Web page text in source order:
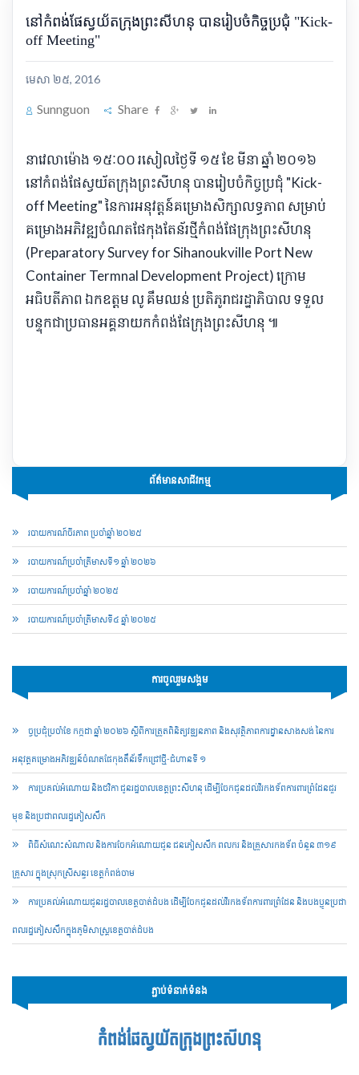
នៅកំពង់ផែស្វយ័តក្រុងព្រះសីហនុ បានរៀបចំកិច្ចប្រជុំ "Kick-
off Meeting"
មេសា ២៥, 2016
Sunnguon Share
នាវេលាម៉ោង ១៥ៈ០០ រសៀលថ្ងៃទី ១៥ ខែ មីនា ឆ្នាំ ២០១៦
នៅកំពង់ផែស្វយ័តក្រុងព្រះសីហនុ បានរៀបចំកិច្ចប្រជុំ "Kick-
off Meeting" នៃការអនុវត្តន៍គម្រោងសិក្សាលទ្ធភាព សម្រាប់
គម្រោងអភិវឌ្ឍចំណតផែកុងតែន័រថ្មីកំពង់ផែក្រុងព្រះសីហនុ
(Preparatory Survey for Sihanoukville Port New
Container Termnal Development Project) ក្រោម
អធិបតីភាព ឯកឧត្តម លូ គឹមឈន់ ប្រតិភូរាជរដ្ឋាភិបាល ទទួល
បន្ទុកជាប្រធានអគ្គនាយកកំពង់ផែក្រុងព្រះសីហនុ ៕
ព័ត៌មានសាជីវកម្ម
របាយការណ៍ចីរភាព ប្រចាំឆ្នាំ ២០២៥
របាយការណ៍​​ប្រចាំ​ត្រីមាសទី១ ឆ្នាំ ២០២៦
របាយការណ៍​​ប្រចាំ​ឆ្នាំ ២០២៥
របាយការណ៍​​ប្រចាំ​ត្រីមាសទី៤ ឆ្នាំ ២០២៥
ការចូលរួមសង្គម
ច្ចប្រជុំប្រចាំខែ កក្កដា ឆ្នាំ ២០២៦ ស្តីពីការត្រួតពិនិត្យវឌ្ឍនភាព និងសុវត្ថិភាពការដ្ឋានសាងសង់ នៃការ
អនុវត្តគម្រោងអភិវឌ្ឍន៍ចំណតផែកុងតឺន័រទឹកជ្រៅថ្មី-ជំហានទី ១
ការប្រគល់អំណោយ និងថវិកា ជូនរដ្ឋបាលខេត្តព្រះសីហនុ ដើម្បីចែកជូនដល់វីរកងទ័ពការពារព្រំដែនជួរ
មុខ និងប្រជាពលរដ្ឋភៀសសឹក
ពិធីសំណេះសំណាល និងការចែកអំណោយជូន ជនភៀសសឹក ពលករ និងគ្រួសារកងទ័ព ចំនួន ៣១៩
គ្រួសារ ក្នុងស្រុកស្រីសន្ធរ ខេត្តកំពង់ចាម
ការប្រគល់អំណោយជូនរដ្ឋបាលខេត្តបាត់ដំបង ដើម្បីចែកជូនដល់វីរកងទ័ពការពារព្រំដែន និងបងប្អូនប្រជា
ពលរដ្ឋភៀសសឹកក្នុងភូមិសាស្ត្រខេត្តបាត់ដំបង
ភ្ជាប់ទំនាក់ទំនង
កំពង់ផែស្វយ័តក្រុងព្រះសីហនុ